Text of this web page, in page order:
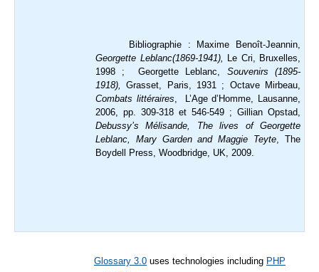
Bibliographie : Maxime Benoît-Jeannin,
Georgette Leblanc(1869-1941), Le Cri, Bruxelles,
1998 ; Georgette Leblanc, Souvenirs (1895-
1918), Grasset, Paris, 1931 ; Octave Mirbeau,
Combats littéraires, L’Age d’Homme, Lausanne,
2006, pp. 309-318 et 546-549 ; Gillian Opstad,
Debussy’s Mélisande, The lives of Georgette
Leblanc, Mary Garden and Maggie Teyte, The
Boydell Press, Woodbridge, UK, 2009.
Glossary 3.0 uses technologies including PHP